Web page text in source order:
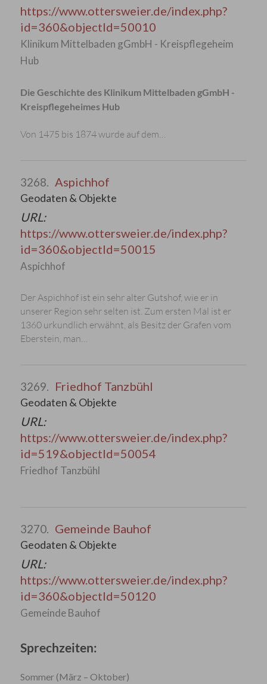
https://www.ottersweier.de/index.php?
id=360&objectId=50010
Klinikum Mittelbaden gGmbH - Kreispflegeheim
Hub
Die Geschichte des Klinikum Mittelbaden gGmbH -
Kreispflegeheimes Hub
Von 1475 bis 1874 wurde auf dem…
3268. Aspichhof
Geodaten & Objekte
URL:
https://www.ottersweier.de/index.php?
id=360&objectId=50015
Aspichhof
Der Aspichhof ist ein sehr alter Gutshof, wie er in
unserer Region sehr selten ist. Zum ersten Mal ist er
1360 urkundlich erwähnt, als Besitz der Grafen vom
Eberstein, man…
3269. Friedhof Tanzbühl
Geodaten & Objekte
URL:
https://www.ottersweier.de/index.php?
id=519&objectId=50054
Friedhof Tanzbühl
3270. Gemeinde Bauhof
Geodaten & Objekte
URL:
https://www.ottersweier.de/index.php?
id=360&objectId=50120
Gemeinde Bauhof
Sprechzeiten:
Sommer (März – Oktober)